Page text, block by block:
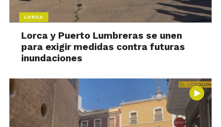
LORCA
Lorca y Puerto Lumbreras se unen
para exigir medidas contra futuras
inundaciones